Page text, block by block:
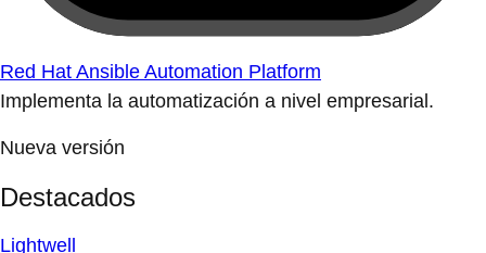
Red Hat Ansible Automation Platform
Implementa la automatización a nivel empresarial.
Nueva versión
Destacados
Lightwell